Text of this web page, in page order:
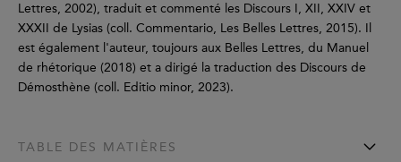
Lettres, 2002), traduit et commenté les Discours I, XII, XXIV et
XXXII de Lysias (coll. Commentario, Les Belles Lettres, 2015). Il
est également l'auteur, toujours aux Belles Lettres, du Manuel
de rhétorique (2018) et a dirigé la traduction des Discours de
Démosthène (coll. Editio minor, 2023).
TABLE DES MATIÈRES